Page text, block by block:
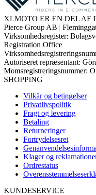
XLMOTO ER EN DEL AF
Pierce Group AB |
Virksomhedsregister:
Registration Office
Autoriseret repræsentant:
Momsregistreringsnummer:
SHOPPING
Vilkår og betingelser
Privatlivspolitik
Fragt og levering
Betaling
Returneringer
Fortrydelsesret
Klager og
Ordrestatus
KUNDESERVICE